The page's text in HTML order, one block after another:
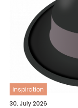
inspiration
30. July 2026